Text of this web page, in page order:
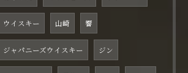
ウイスキー 山崎 響
ジャパニーズウイスキー ジン